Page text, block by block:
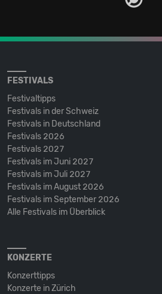
FESTIVALS
Festivaltipps
Festivals in der Schweiz
Festivals in Deutschland
Festivals 2026
Festivals 2027
Festivals im Juni 2027
Festivals im Juli 2027
Festivals im August 2026
Festivals im September 2026
Alle Festivals im Überblick
KONZERTE
Konzerttipps
Konzerte in Zürich